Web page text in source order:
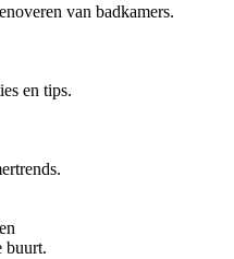
van badkamers.
en tips.
buurt.